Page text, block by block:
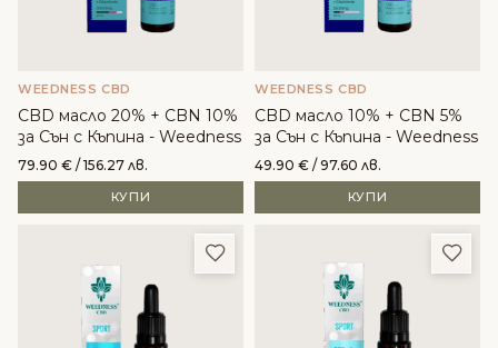
WEEDNESS CBD
CBD масло 20% + CBN 10%
за Сън с Къпина - Weedness
79.90 € / 156.27 лв.
КУПИ
WEEDNESS CBD
CBD масло 10% + CBN 5%
за Сън с Къпина - Weedness
49.90 € / 97.60 лв.
КУПИ
Добави в любими